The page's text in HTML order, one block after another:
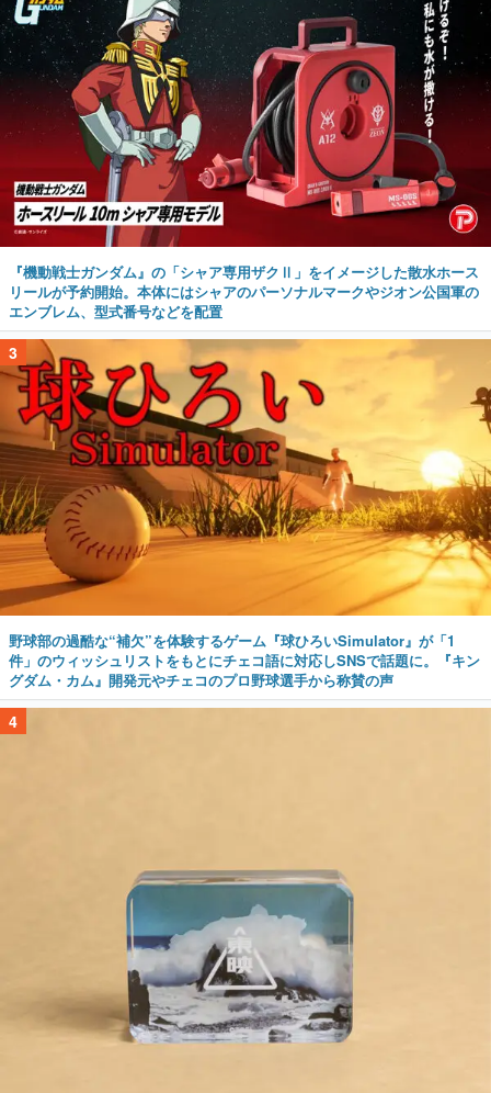
『機動戦士ガンダム』の「シャア専用ザクⅡ」をイメージした散水ホース
リールが予約開始。本体にはシャアのパーソナルマークやジオン公国軍の
エンブレム、型式番号などを配置
3
野球部の過酷な“補欠”を体験するゲーム『球ひろいSimulator』が「1
件」のウィッシュリストをもとにチェコ語に対応しSNSで話題に。『キン
グダム・カム』開発元やチェコのプロ野球選手から称賛の声
4